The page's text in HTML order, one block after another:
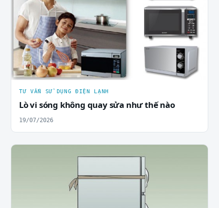
TƯ VẤN SỬ DỤNG ĐIỆN LẠNH
Lò vi sóng không quay sửa như thế nào
19/07/2026